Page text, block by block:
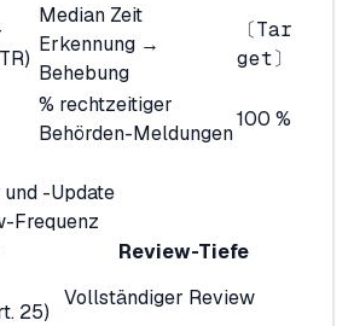
Median Zeit
Erkennung →
Behebung
〔Tar
get〕
% rechtzeitiger
Behörden-Meldungen
100 %
-Update
Frequenz
Review-Tiefe
25)
Vollständiger Review